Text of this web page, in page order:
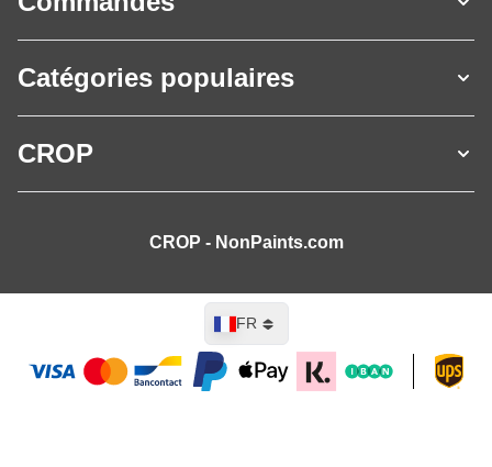
Catégories populaires
CROP
CROP - NonPaints.com
Langue
FR